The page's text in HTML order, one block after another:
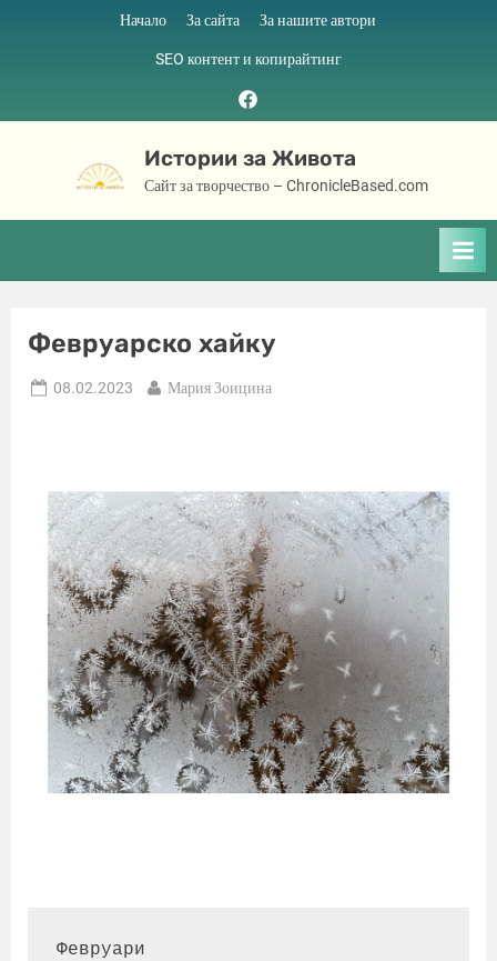
Начало За сайта За нашите автори
SEO контент и копирайтинг
Facebook
page
Истории за Живота
Сайт за творчество – ChronicleBased.com
Февруарско хайку
Posted
08.02.2023 By
Мария Зоицина
Февруари